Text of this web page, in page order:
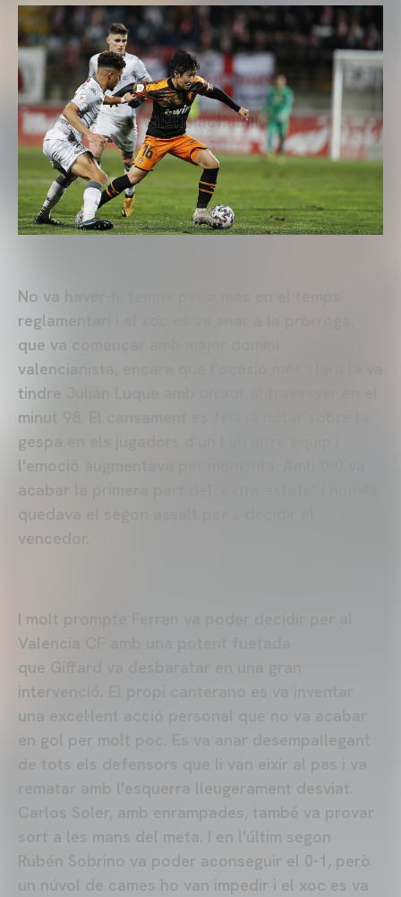
No va haver-hi temps per a més en el temps
reglamentari i el xoc es va anar a la pròrroga,
que va començar amb major domini
valencianista, encara que l'ocasió més clara la va
tindre Julián Luque amb un xut al travesser en el
minut 98. El cansament es feia ja notar sobre la
gespa en els jugadors d'un i un altre equip i
l'emoció augmentava per moments. Amb 0-0 va
acabar la primera part del ‘extra estafe’ i només
quedava el segon assalt per a decidir el
vencedor.
I molt prompte Ferran va poder decidir per al
Valencia CF amb una potent fuetada
que Giffard va desbaratar en una gran
intervenció. El propi canterano es va inventar
una excel·lent acció personal que no va acabar
en gol per molt poc. Es va anar desempallegant
de tots els defensors que li van eixir al pas i va
rematar amb l'esquerra lleugerament desviat.
Carlos Soler, amb enrampades, també va provar
sort a les mans del meta. I en l'últim segon
Rubén Sobrino va poder aconseguir el 0-1, però
un núvol de cames ho van impedir i el xoc es va